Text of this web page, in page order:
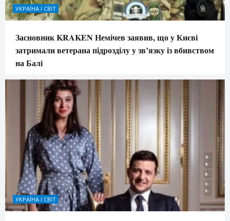
УКРАЇНА І СВІТ
Засновник KRAKEN Немічев заявив, що у Києві
затримали ветерана підрозділу у зв’язку із вбивством
на Балі
УКРАЇНА І СВІТ